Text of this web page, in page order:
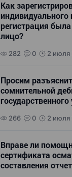
Как
индивидуального
регистрация
лицо?
282 0 2 июля
Просим
сомнительной
266 0 2 июля
Вправе ли
сертификата
составления